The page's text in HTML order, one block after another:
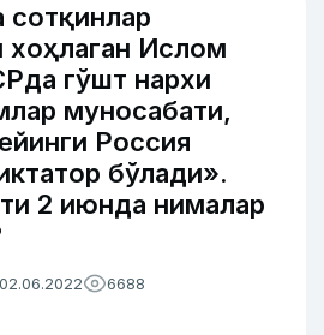
сотқинлар
хоҳлаган Ислом
гўшт нархи
муносабати,
Россия
бўлади».
2 июнда нималар
6688